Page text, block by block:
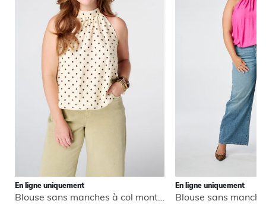
En ligne uniquement
Blouse sans manches à col montant
En ligne uniquement